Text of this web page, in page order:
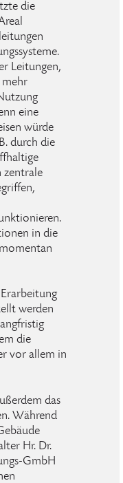
die
Leitungen,
mehr
eine
würde
durch die
zentrale
in die
werden
die
vor allem in
das
Während
Hr. Dr.
GmbH